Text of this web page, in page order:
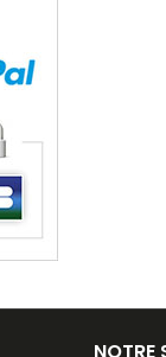
NOTRE